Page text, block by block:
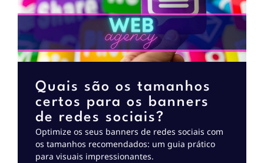
Quais são os tamanhos
certos para os banners
de redes sociais?
Optimize os seus banners de redes sociais com
os tamanhos recomendados: um guia prático
para visuais impressionantes.